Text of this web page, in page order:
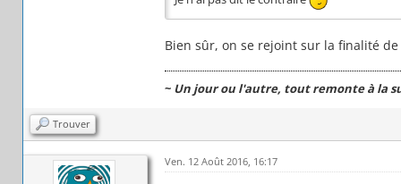
Bien sûr, on se rejoint sur la finalité
~ Un jour ou l'autre, tout remonte à la
Trouver
Ven. 12 Août 2016, 16:17